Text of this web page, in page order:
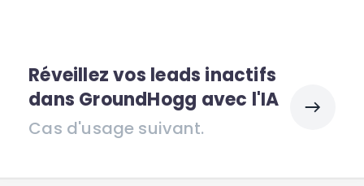
Réveillez vos leads inactifs
dans GroundHogg avec l'IA
Cas d'usage suivant.